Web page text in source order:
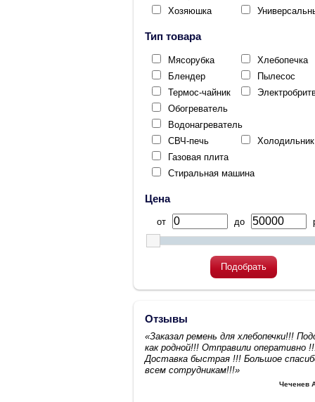
Хозяюшка
Тип товара
Мясорубка
Хлебопечка
Блендер
Пылесос
Термос-чайник
Обогреватель
Водонагреватель
СВЧ-печь
Холодильник
Газовая плита
Стиральная машина
Цена
от до
Подобрать
Отзывы
«Заказал ремень для хлебопечки!!!
как родной!!! Отправили оперативно
Доставка быстрая !!! Большое
всем сотрудникам!!!»
Чеченев